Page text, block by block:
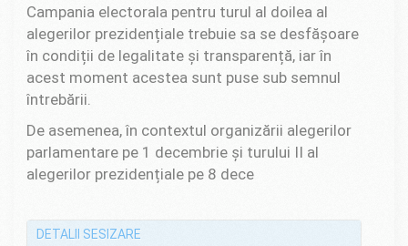
Campania electorala pentru turul al doilea al
alegerilor prezidențiale trebuie sa se desfășoare
în condiții de legalitate și transparență, iar în
acest moment acestea sunt puse sub semnul
întrebării.
De asemenea, în contextul organizării alegerilor
parlamentare pe 1 decembrie și turului II al
alegerilor prezidențiale pe 8 dece
DETALII SESIZARE